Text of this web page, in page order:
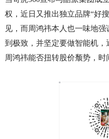
权，近日又推出独立品牌“好
见，而周鸿祎本人也一味地
到极致，并坚定要做智能机，
周鸿祎能否扭转股价颓势，时